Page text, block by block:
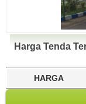
Harga Tenda
HARGA